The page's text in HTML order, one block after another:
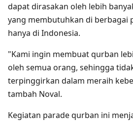
dapat dirasakan oleh lebih
yang membutuhkan di berbagai
hanya di Indonesia.
"Kami ingin membuat qurban
oleh semua orang, sehingga
terpinggirkan dalam meraih
tambah Noval.
Kegiatan parade qurban ini